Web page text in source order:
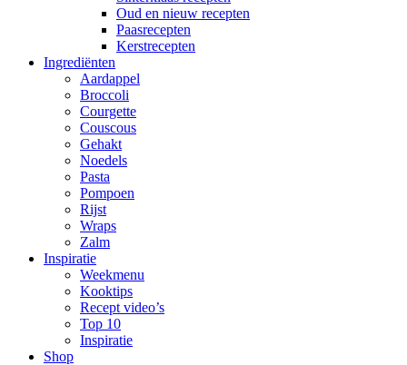
Oud en nieuw recepten
Paasrecepten
Kerstrecepten
Ingrediënten
Aardappel
Broccoli
Courgette
Couscous
Gehakt
Noedels
Pasta
Pompoen
Rijst
Wraps
Zalm
Inspiratie
Weekmenu
Kooktips
Recept video’s
Top 10
Inspiratie
Shop